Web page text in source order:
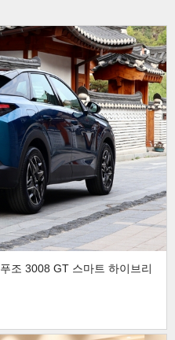
조 3008 GT 스마트 하이브리